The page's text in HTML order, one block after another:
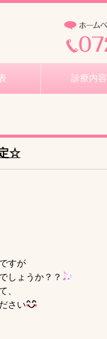
診療内容
☆
すが
しょうか？？
、
さい